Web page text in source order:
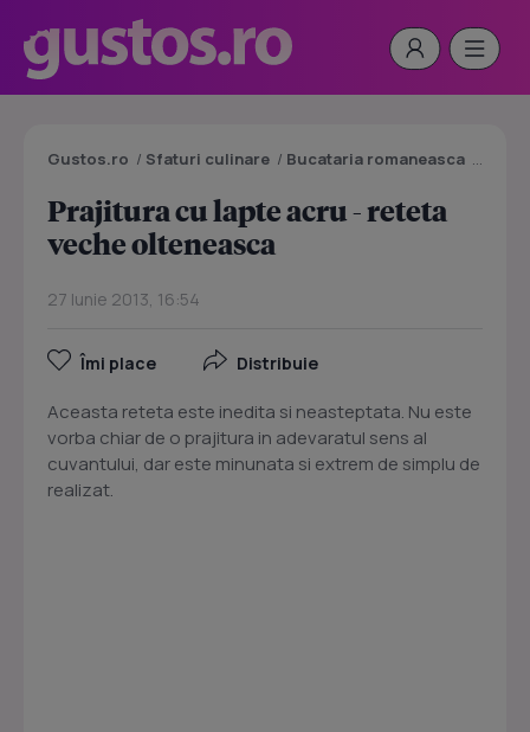
Gustos.ro / Sfaturi culinare / Bucataria romaneasca
Prajitura cu lapte acru - reteta
veche olteneasca
27 Iunie 2013, 16:54
Îmi place Distribuie
Aceasta reteta este inedita si neasteptata. Nu este
vorba chiar de o prajitura in adevaratul sens al
cuvantului, dar este minunata si extrem de simplu de
realizat.